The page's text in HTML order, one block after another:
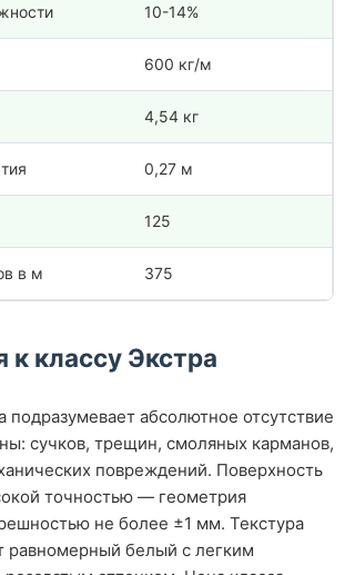
10-14%
600 кг/м
4,54 кг
0,27 м
125
в м 375
к классу Экстра
подразумевает абсолютное отсутствие
сучков, трещин, смоляных карманов,
повреждений. Поверхность
точностью — геометрия
не более ±1 мм. Текстура
равномерный белый с легким